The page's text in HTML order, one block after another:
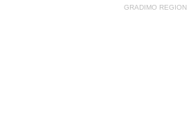
GRADIMO REGION